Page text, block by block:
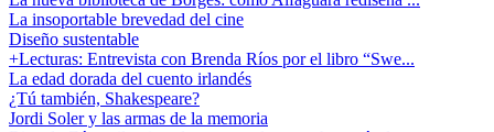
La insoportable brevedad del cine
Diseño sustentable
+Lecturas: Entrevista con Brenda Ríos por el libro “Swe...
La edad dorada del cuento irlandés
¿Tú también, Shakespeare?
Jordi Soler y las armas de la memoria